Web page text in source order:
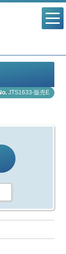
JTS1633-販売E